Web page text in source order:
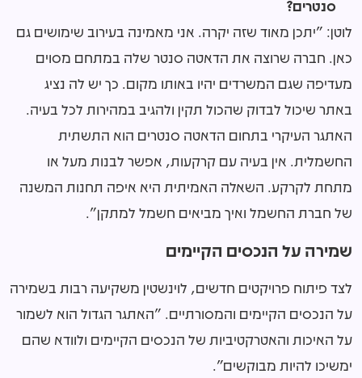
סנטרים?
לוטן: "יתכן מאוד שזה יקרה. אני מאמינה בעירוב שימושים גם
כאן. חברה שרוצה את הדאטה סנטר שלה במתחם מסוים
מעדיפה שגם המשרדים יהיו באותו מקום. כך יש לה נציג
באתר שיכול לבדוק שהכול תקין ולהגיב במהירות לכל בעיה.
האתגר העיקרי בתחום הדאטה סנטרים הוא התשתית
החשמלית. אין בעיה עם קרקעות, אפשר לבנות מעל או
מתחת לקרקע. השאלה האמיתית היא איפה תחנות המשנה
של חברת החשמל ואיך מביאים חשמל למתקן".
שמירה על הנכסים הקיימים
לצד פיתוח פרויקטים חדשים, לוינשטין משקיעה רבות בשמירה
על הנכסים הקיימים והמסורתיים. "האתגר הגדול הוא לשמור
על האיכות והאטרקטיביות של הנכסים הקיימים ולוודא שהם
ימשיכו להיות מבוקשים".